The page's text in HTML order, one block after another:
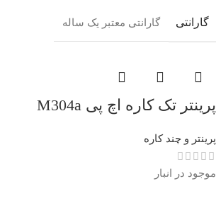
گارانتی گارانتی معتبر یک ساله
پرینتر تک کاره اچ پی M304a
پرینتر و چند کاره
موجود در انبار